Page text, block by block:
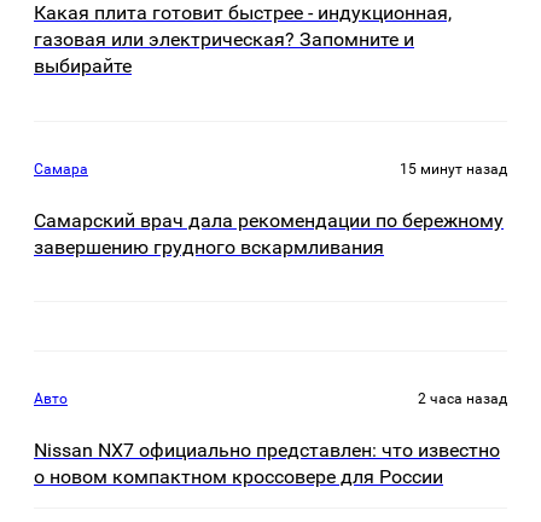
Какая плита готовит быстрее - индукционная,
газовая или электрическая? Запомните и
выбирайте
Самара 15 минут назад
Самарский врач дала рекомендации по бережному
завершению грудного вскармливания
Авто 2 часа назад
Nissan NX7 официально представлен: что известно
о новом компактном кроссовере для России